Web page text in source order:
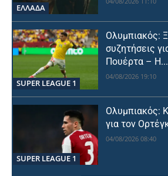
ΕΛΛΑΔΑ
SUPER LEAGUE 1
Ολυμπιακός:
συζητήσεις
Πουέρτα – Η...
04/08/2026 19:10
SUPER LEAGUE 1
Ολυμπιακός:
για τον
04/08/2026 08:40